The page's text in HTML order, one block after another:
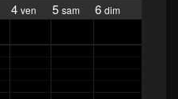
4 ven 5 sam 6 dim